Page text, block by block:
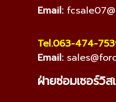
Email:
Tel.063-474-
Email:
ฝ่ายซ่อมเซอร์วิส